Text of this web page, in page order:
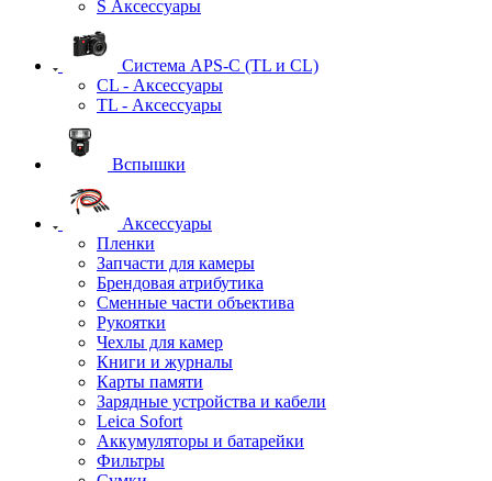
S Аксессуары
Система APS-C (TL и CL)
CL - Аксессуары
TL - Аксессуары
Вспышки
Аксессуары
Пленки
Запчасти для камеры
Брендовая атрибутика
Сменные части объектива
Рукоятки
Чехлы для камер
Книги и журналы
Карты памяти
Зарядные устройства и кабели
Leica Sofort
Аккумуляторы и батарейки
Фильтры